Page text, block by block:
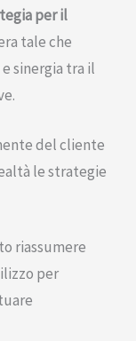
per il
tale che
sinergia tra il
del cliente
le strategie
riassumere
per